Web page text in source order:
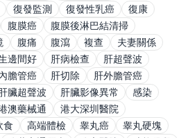
復發監測 復發性乳癌
復康
腹膜癌
腹膜後淋巴結清掃
腹痛 腹瀉 複查
夫妻關係
邊間好 肝病檢查
肝超聲波
膽管癌 肝切除
肝外膽管癌
臟超聲波 肝臟影像異常
感染
澳藥械通
港大深圳醫院
食 高端體檢 睾丸癌
睾丸硬塊